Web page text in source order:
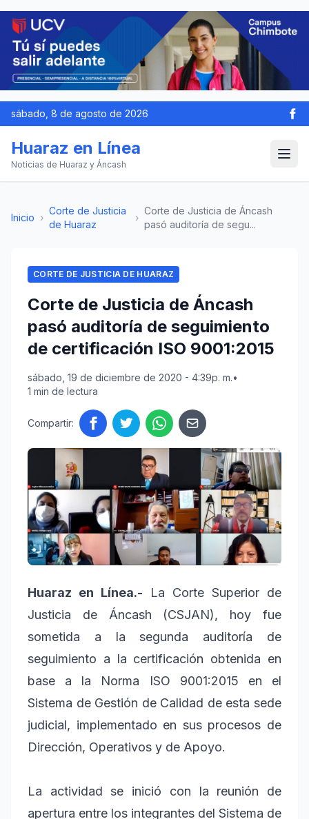
sábado, 8 de agosto de 2026
Huaraz en Línea
Noticias de Huaraz y Áncash
Inicio ›
Corte de Justicia
de Huaraz
›
Corte de Justicia de Áncash
pasó auditoría de segu...
CORTE DE JUSTICIA DE HUARAZ
Corte de Justicia de Áncash
pasó auditoría de seguimiento
de certificación ISO 9001:2015
sábado, 19 de diciembre de 2020 - 4:39p. m.•
1 min de lectura
Compartir:
Huaraz en Línea.-
La Corte Superior de
Justicia de Áncash (CSJAN), hoy fue
sometida a la segunda auditoría de
seguimiento a la certificación obtenida en
base a la Norma ISO 9001:2015 en el
Sistema de Gestión de Calidad de esta sede
judicial, implementado en sus procesos de
Dirección, Operativos y de Apoyo.
La actividad se inició con la reunión de
apertura entre los integrantes del Sistema de